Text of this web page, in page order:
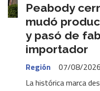
Peabody
mudó
y pasó de
importador
Región
07/08/2026
La histórica marca